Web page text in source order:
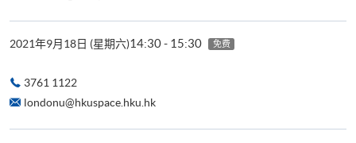
2021年9月18日 (星期六)14:30 - 15:30 免费
3761 1122
londonu@hkuspace.hku.hk